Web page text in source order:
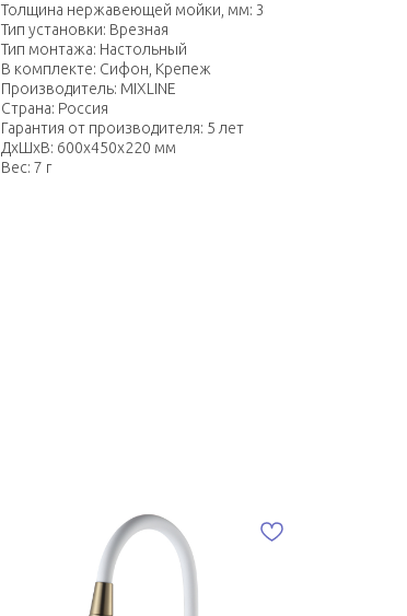
Толщина нержавеющей мойки, мм: 3
Тип установки: Врезная
Тип монтажа: Настольный
В комплекте: Сифон, Крепеж
Производитель: MIXLINE
Страна: Россия
Гарантия от производителя: 5 лет
ДxШxВ: 600x450x220 мм
Вес: 7 г